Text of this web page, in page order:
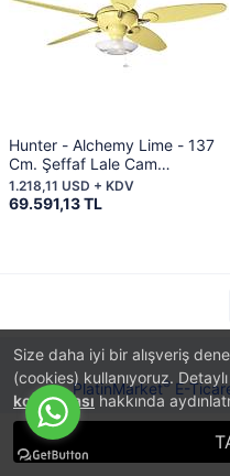
Size daha iyi bir alışveriş
(cookies) kullanıyoruz.
korunmasıhakkında
Hunter - Alchemy Lime - 137
Cm. Şeffaf Lale Cam
Aydınlatmalı Tavan Vantilatörü
69.591,13 TL
1.218,11 USD + KDV
PlatinMarket®E-